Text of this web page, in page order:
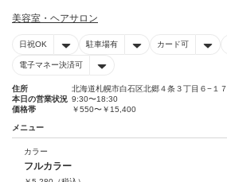
美容室・ヘアサロン
日祝OK 駐車場有 カード可
電子マネー決済可
住所
北海道札幌市白石区北郷４条３丁目６−１７
本日の営業状況 9:30〜18:30
価格帯
￥550〜￥15,400
メニュー
カラー
フルカラー